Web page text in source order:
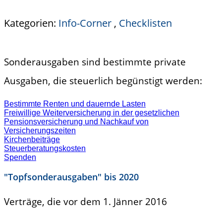
Kategorien: Info-Corner , Checklisten
Sonderausgaben sind bestimmte private
Ausgaben, die steuerlich begünstigt werden:
Bestimmte Renten und dauernde Lasten
Freiwillige Weiterversicherung in der gesetzlichen
Pensionsversicherung und Nachkauf von
Versicherungszeiten
Kirchenbeiträge
Steuerberatungskosten
Spenden
"Topfsonderausgaben" bis 2020
Verträge, die vor dem 1. Jänner 2016